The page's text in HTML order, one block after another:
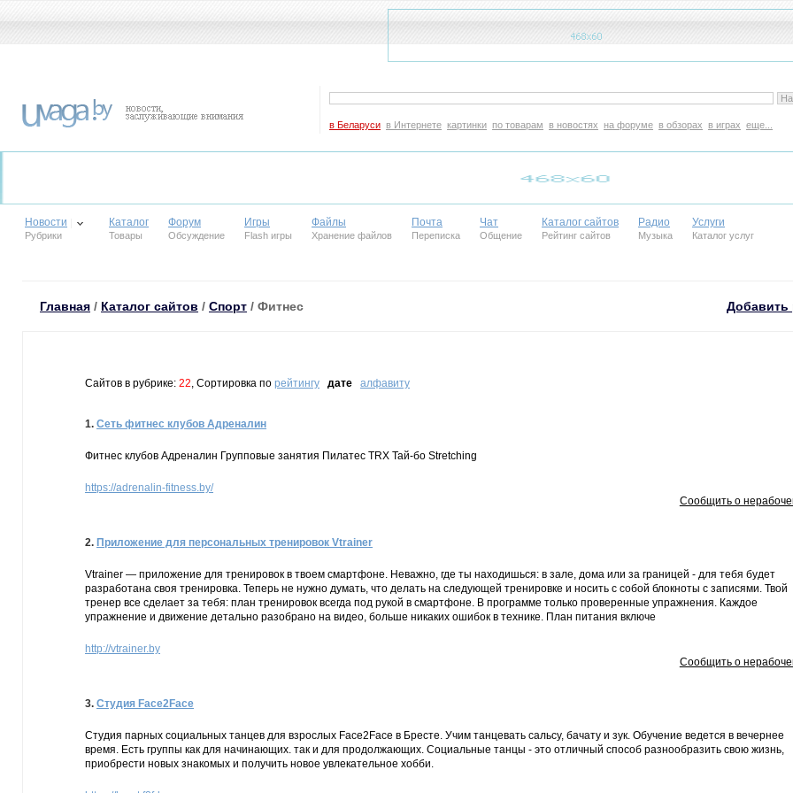
в Беларуси в Интернете картинки по товарам в новостях на форуме в обзорах в играх еще...
Новости
Рубрики
Каталог
Товары
Форум
Обсуждение
Игры
Flash игры
Файлы
Хранение файлов
Почта
Переписка
Чат
Общение
Каталог сайтов
Рейтинг сайтов
Радио
Музыка
Услуги
Каталог услуг
Главная / Каталог сайтов / Спорт / Фитнес Добавить
Сайтов в рубрике: 22, Сортировка по рейтингу дате алфавиту
1. Сеть фитнес клубов Адреналин
Фитнес клубов Адреналин Групповые занятия Пилатес TRX Тай-бо Stretching
https://adrenalin-fitness.by/
Сообщить о
2. Приложение для персональных тренировок Vtrainer
Vtrainer — приложение для тренировок в твоем смартфоне. Неважно, где ты находишься: в зале, дома или за границей - для тебя будет
разработана своя тренировка. Теперь не нужно думать, что делать на следующей тренировке и носить с собой блокноты с записями. Твой
тренер все сделает за тебя: план тренировок всегда под рукой в смартфоне. В программе только проверенные упражнения. Каждое
упражнение и движение детально разобрано на видео, больше никаких ошибок в технике. План питания включе
http://vtrainer.by
Сообщить о
3. Студия Face2Face
Студия парных социальных танцев для взрослых Face2Face в Бресте. Учим танцевать сальсу, бачату и зук. Обучение ведется в вечернее
время. Есть группы как для начинающих. так и для продолжающих. Социальные танцы - это отличный способ разнообразить свою жизнь,
приобрести новых знакомых и получить новое увлекательное хобби.